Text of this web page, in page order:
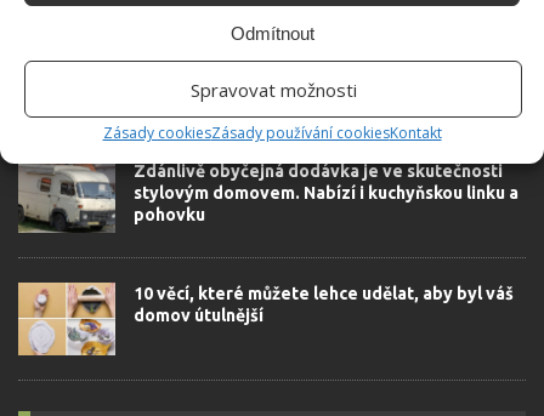
Odmítnout
Spravovat možnosti
Zásady cookiesZásady používání cookiesKontakt
Zdánlivě obyčejná dodávka je ve skutečnosti
stylovým domovem. Nabízí i kuchyňskou linku a
pohovku
10 věcí, které můžete lehce udělat, aby byl váš
domov útulnější